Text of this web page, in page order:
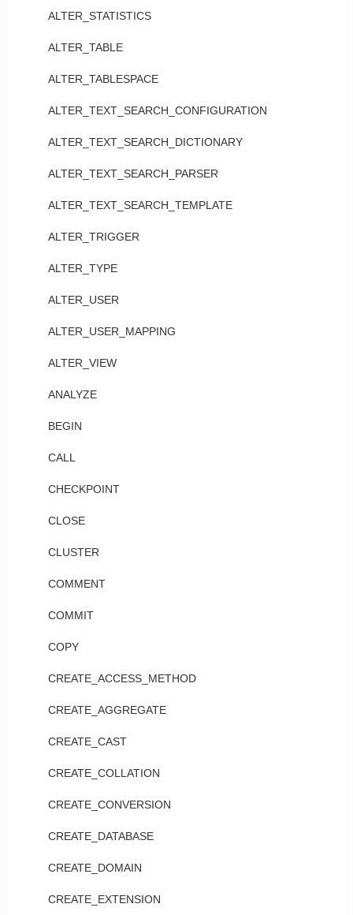
ALTER_STATISTICS
ALTER_TABLE
ALTER_TABLESPACE
ALTER_TEXT_SEARCH_CONFIGURATION
ALTER_TEXT_SEARCH_DICTIONARY
ALTER_TEXT_SEARCH_PARSER
ALTER_TEXT_SEARCH_TEMPLATE
ALTER_TRIGGER
ALTER_TYPE
ALTER_USER
ALTER_USER_MAPPING
ALTER_VIEW
ANALYZE
BEGIN
CALL
CHECKPOINT
CLOSE
CLUSTER
COMMENT
COMMIT
COPY
CREATE_ACCESS_METHOD
CREATE_AGGREGATE
CREATE_CAST
CREATE_COLLATION
CREATE_CONVERSION
CREATE_DATABASE
CREATE_DOMAIN
CREATE_EXTENSION